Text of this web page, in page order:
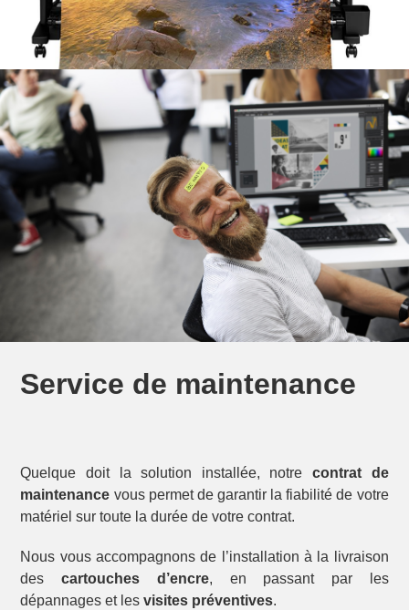
Service de maintenance
Quelque doit la solution installée, notrecontrat de
maintenance vous permet de garantir la fiabilité de votre
matériel sur toute la durée de votre contrat.
Nous vous accompagnons de l’installation à la livraison
descartouches d’encre, en passant par les
dépannages et lesvisites préventives.